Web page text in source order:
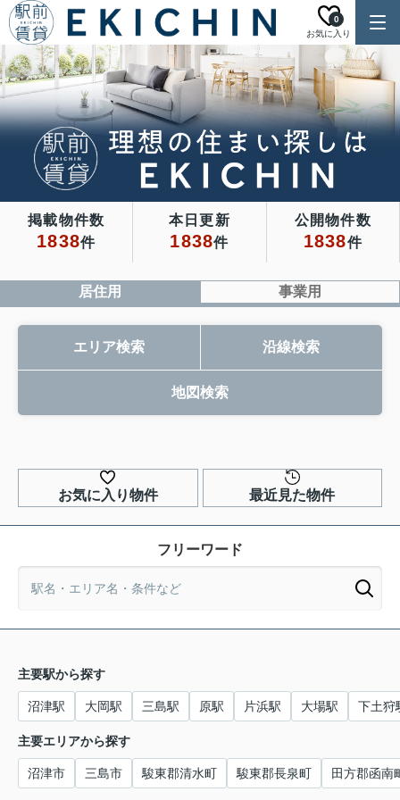
お気に入り
0
掲載物件数
1838件
本日更新
1838件
公開物件数
1838件
居住用 事業用
エリア検索 沿線検索
地図検索
お気に入り物件 最近見た物件
フリーワード
主要駅から探す
沼津駅 大岡駅 三島駅 原駅 片浜駅 大場駅 下土狩
主要エリアから探す
沼津市 三島市 駿東郡清水町 駿東郡長泉町 田方郡函南